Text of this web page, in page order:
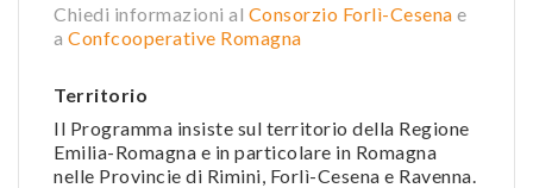
Chiedi informazioni al Consorzio Forlì-Cesena e
a Confcooperative Romagna
Territorio
Il Programma insiste sul territorio della Regione
Emilia-Romagna e in particolare in Romagna
nelle Provincie di Rimini, Forlì-Cesena e Ravenna.